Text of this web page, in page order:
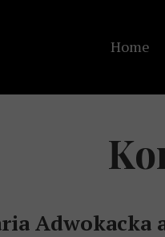
Adwokacka
Home